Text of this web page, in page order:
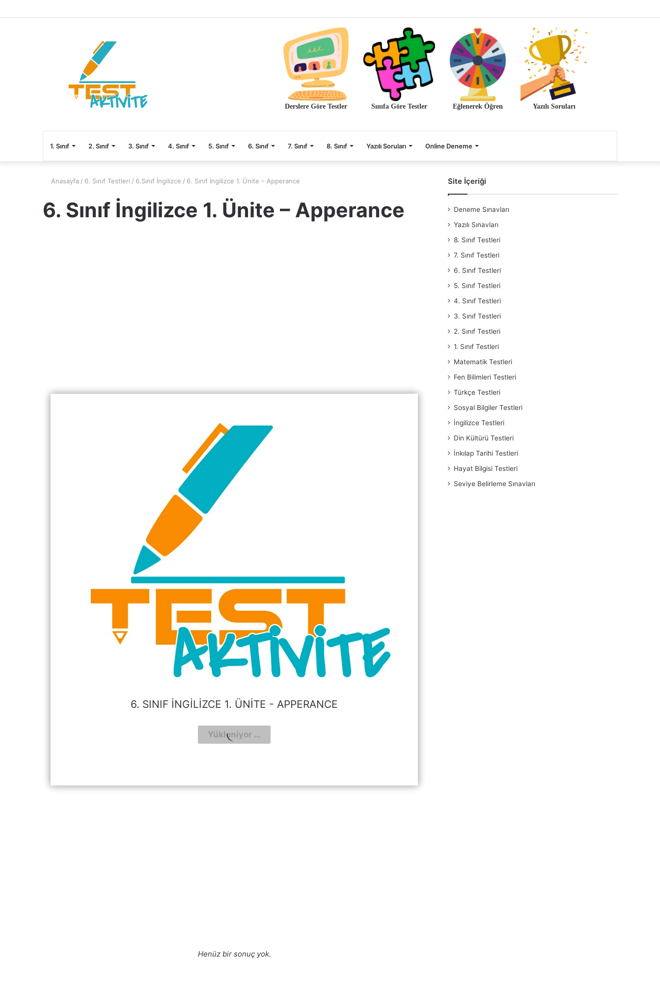
Derslere Göre Testler Sınıfa Göre Testler Eğlenerek Öğren Yazılı Soruları
1. Sınıf 2. Sınıf 3. Sınıf 4. Sınıf 5. Sınıf 6. Sınıf 7. Sınıf 8. Sınıf Yazılı Soruları Online Deneme
Anasayfa / 6. Sınıf Testleri / 6.Sınıf İngilizce / 6. Sınıf İngilizce 1. Ünite – Apperance
6. Sınıf İngilizce 1. Ünite – Apperance
6. SINIF İNGILIZCE 1. ÜNITE - APPERANCE
Henüz bir sonuç yok.
Site İçeriği
Deneme Sınavları
Yazılı Sınavları
8. Sınıf Testleri
7. Sınıf Testleri
6. Sınıf Testleri
5. Sınıf Testleri
4. Sınıf Testleri
3. Sınıf Testleri
2. Sınıf Testleri
1. Sınıf Testleri
Matematik Testleri
Fen Bilimleri Testleri
Türkçe Testleri
Sosyal Bilgiler Testleri
İngilizce Testleri
Din Kültürü Testleri
İnkılap Tarihi Testleri
Hayat Bilgisi Testleri
Seviye Belirleme Sınavları